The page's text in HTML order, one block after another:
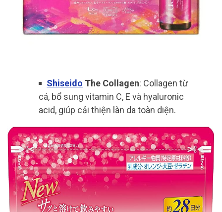
Shiseido The Collagen: Collagen từ
cá, bổ sung vitamin C, E và hyaluronic
acid, giúp cải thiện làn da toàn diện.